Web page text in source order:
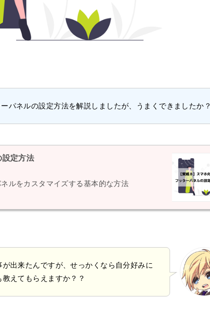
パネルの設定方法を解説しましたが、うまくできましたか？
設定方法
ルをカスタマイズする基本的な方法
出来たんですが、せっかくなら自分好みに
えてもらえますか？？